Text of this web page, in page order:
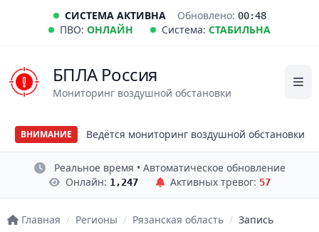
СИСТЕМА АКТИВНА Обновлено: 00:48
ПВО: ОНЛАЙН Система: СТАБИЛЬНА
БПЛА Россия
Мониторинг воздушной обстановки
ВНИМАНИЕ Ведётся мониторинг воздушной обстановки
Реальное время • Автоматическое обновление
Онлайн: 1,247 Активных тревог: 57
Главная / Регионы / Рязанская область / Запись